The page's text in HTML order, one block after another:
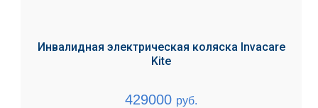
Инвалидная электрическая коляска Invacare
Kite
429000 руб.